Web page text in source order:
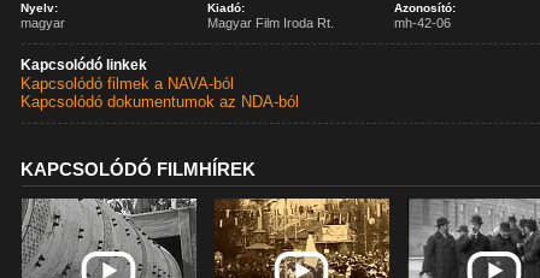
Nyelv:
magyar
Kiadó:
Magyar Film Iroda Rt.
Azonosító:
mh-42-06
Kapcsolódó linkek
Kapcsolódó filmek a NAVA-ból
Kapcsolódó dokumentumok az NDA-ból
KAPCSOLÓDÓ FILMHÍREK